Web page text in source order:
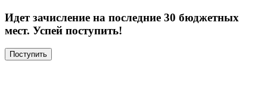
Идет зачисление на последние 30 бюджетных
мест. Успей поступить!
Поступить